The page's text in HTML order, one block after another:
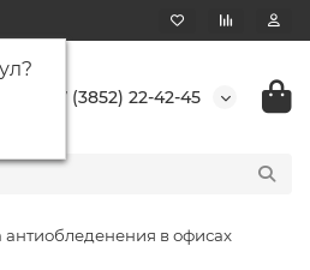
?
+7 (3852) 22-42-45
антиобледенения в офисах